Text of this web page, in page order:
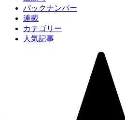
バックナンバー
連載
カテゴリー
人気記事